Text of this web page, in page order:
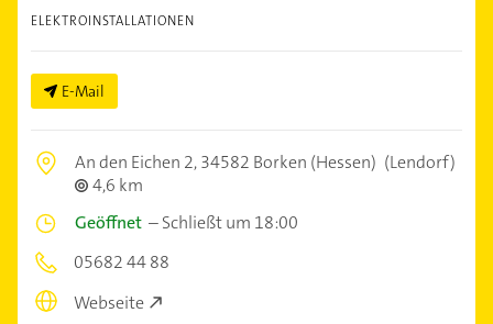
ELEKTROINSTALLATIONEN
E-Mail
An den Eichen 2,34582 Borken (Hessen) (Lendorf)
4,6 km
Geöffnet –Schließt um 18:00
05682 44 88
Webseite